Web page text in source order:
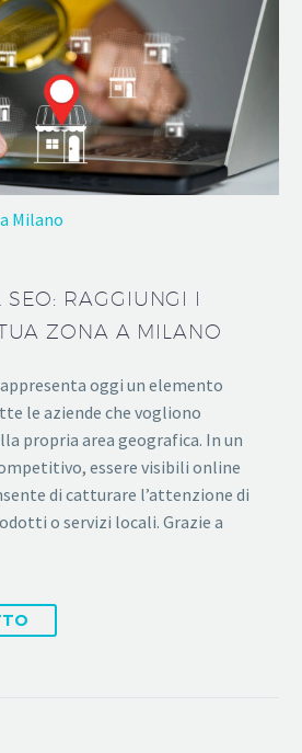
Milano
SEO: RAGGIUNGI I
ZONA A MILANO
oggi un elemento
le aziende che vogliono
propria area geografica. In un
essere visibili online
di catturare l’attenzione di
o servizi locali. Grazie a